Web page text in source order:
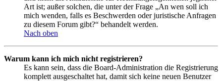
Art ist; außer solchen, die unter der Frage „An wen soll ich
mich wenden, falls es Beschwerden oder juristische Anfragen
zu diesem Forum gibt?“ behandelt werden.
Nach oben
Warum kann ich mich nicht registrieren?
Es kann sein, dass die Board-Administration die Registrierung
komplett ausgeschaltet hat, damit sich keine neuen Benutzer